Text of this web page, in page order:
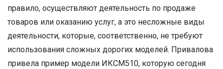
правило, осуществляют деятельность по продаже
товаров или оказанию услуг, а это несложные виды
деятельности, которые, соответственно, не требуют
использования сложных дорогих моделей. Привалова
привела пример модели ИКСМ510, которую сегодня